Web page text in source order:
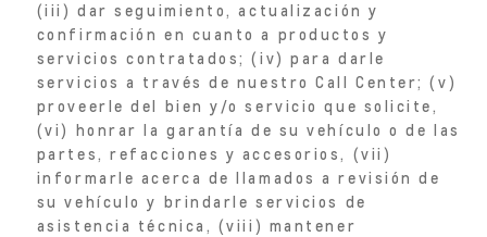
(iii) dar seguimiento, actualización y
confirmación en cuanto a productos y
servicios contratados; (iv) para darle
servicios a través de nuestro Call Center; (v)
proveerle del bien y/o servicio que solicite,
(vi) honrar la garantía de su vehículo o de las
partes, refacciones y accesorios, (vii)
informarle acerca de llamados a revisión de
su vehículo y brindarle servicios de
asistencia técnica, (viii) mantener